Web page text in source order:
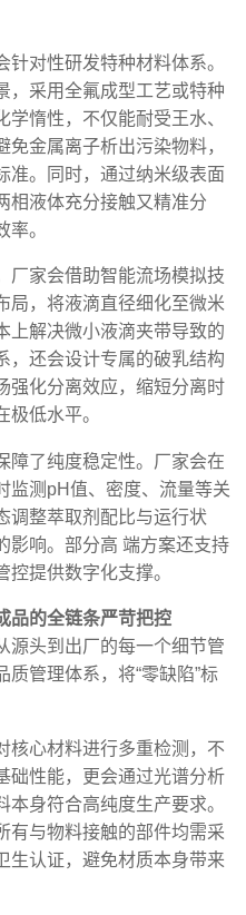
对性研发特种材料体系。
，采用全氟成型工艺或特种
惰性，不仅能耐受王水、
金属离子析出污染物料，
准。同时，通过纳米级表面
相液体充分接触又精准分
。
厂家会借助智能流场模拟技
局，将液滴直径细化至微米
上解决微小液滴夹带导致的
，还会设计专属的破乳结构
强化分离效应，缩短分离时
低水平。
障了纯度稳定性。厂家会在
监测pH值、密度、流量等关
调整萃取剂配比与运行状
影响。部分高 端方案还支持
提供数字化支撑。
品的全链条严苛把控
源头到出厂的每一个细节管
管理体系，将“零缺陷”标
核心材料进行多重检测，不
础性能，更会通过光谱分析
身符合高纯度生产要求。
有与物料接触的部件均需采
生认证，避免材质本身带来